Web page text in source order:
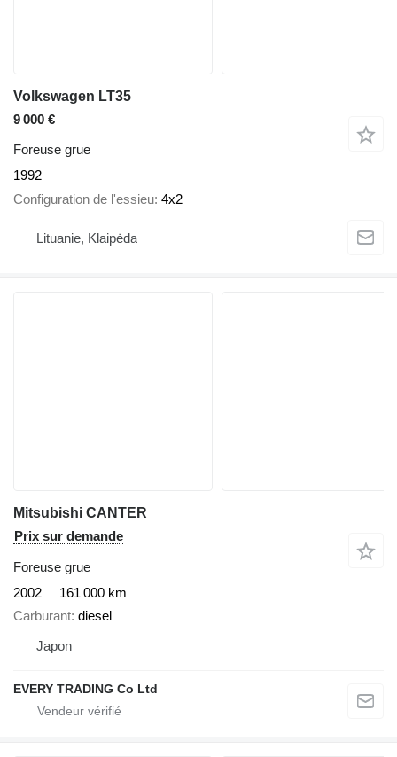
Volkswagen LT35
9 000 €
Foreuse grue
1992
Configuration de l'essieu 4x2
Lituanie, Klaipėda
Mitsubishi CANTER
Prix sur demande
Foreuse grue
2002
161 000 km
Carburant diesel
Japon
EVERY TRADING Co Ltd